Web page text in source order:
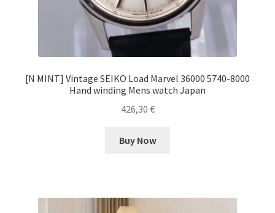
[N MINT] Vintage SEIKO Load Marvel 36000 5740-8000
Hand winding Mens watch Japan
426,30 €
Buy Now